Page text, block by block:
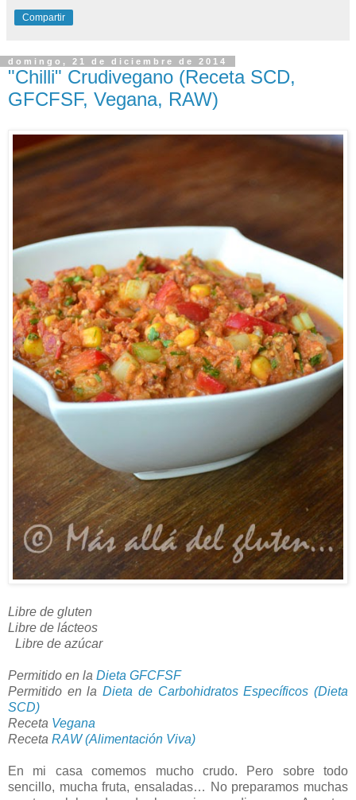
Compartir
domingo, 21 de diciembre de 2014
"Chilli" Crudivegano (Receta SCD,
GFCFSF, Vegana, RAW)
Libre de gluten
Libre de lácteos
Libre de azúcar
Permitido en la Dieta GFCFSF
Permitido en laDieta de Carbohidratos Específicos (Dieta
SCD)
Receta Vegana
Receta RAW (Alimentación Viva)
En mi casa comemos mucho crudo. Pero sobre todo
sencillo, mucha fruta, ensaladas… No preparamos muchas